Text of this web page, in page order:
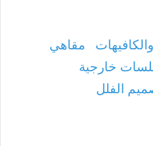
مقاهي
خارجية
الفلل